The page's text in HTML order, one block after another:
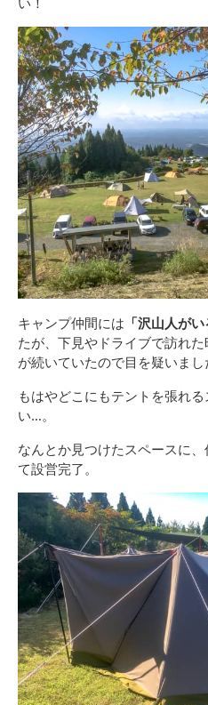
キャンプ仲間には 「沢山人が
たが、下見やドライブで訪れ
が続いていたので目を疑いまし
もはやどこにもテントを張れ
い…。
なんとか見つけたスペースに
て設営完了。